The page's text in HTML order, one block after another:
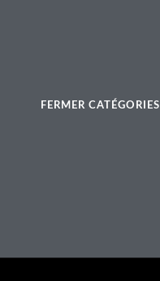
FERMER CATÉGORIES